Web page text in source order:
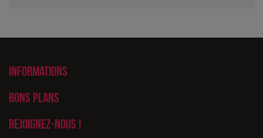
Informations
Bons plans
Rejoignez-nous !